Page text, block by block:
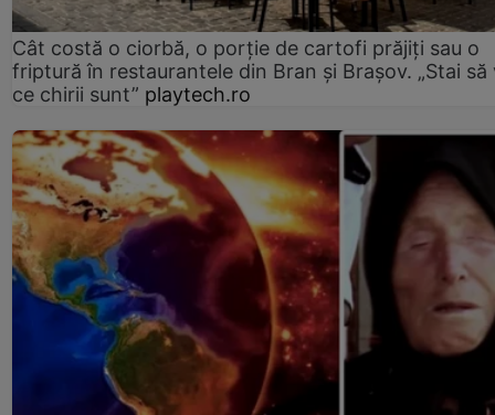
Cât costă o ciorbă, o porţie de cartofi prăjiţi sau o
friptură în restaurantele din Bran şi Braşov. „Stai să
ce chirii sunt” playtech.ro